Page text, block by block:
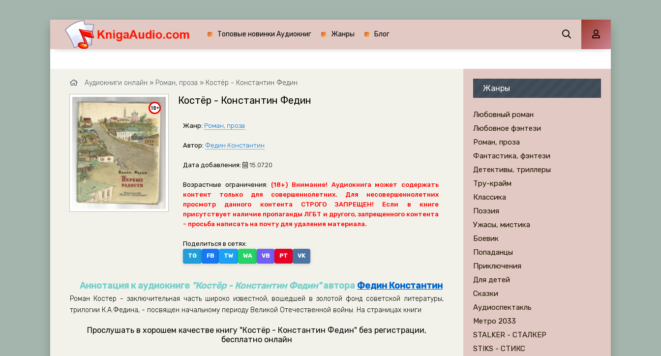
Топовые новинки Аудиокниг Жанры Блог
Аудиокниги онлайн » Роман, проза » Костёр - Константин Федин
Костёр - Константин Федин
Жанр: Роман, проза
Автор: Федин Константин
Дата добавления: 15.07.20
Возрастные ограничения: (18+) Внимание! Аудиокнига может содержать
контент только для совершеннолетних. Для несовершеннолетних
просмотр данного контента СТРОГО ЗАПРЕЩЕН! Если в книге
присутствует наличие пропаганды ЛГБТ и другого, запрещенного контента
- просьба написать на почту для удаления материала.
Поделиться в сетях:
TG FB TW WA VB PT VK
Аннотация к аудиокниге "Костёр - Константин Федин"автора Федин Константин
Роман Костер - заключительная часть широко известной, вошедшей в золотой фонд советской литературы,
трилогии К.А.Федина, - посвящен начальному периоду Великой Отечественной войны. На страницах книги
Прослушать в хорошем качестве книгу "Костёр - Константин Федин" без регистрации,
бесплатно онлайн
Жанры
Любовный роман
Любовное фэнтези
Роман, проза
Фантастика, фэнтези
Детективы, триллеры
Тру-крайм
Классика
Поэзия
Ужасы, мистика
Боевик
Попаданцы
Приключения
Для детей
Сказки
Аудиоспектакль
Метро 2033
STALKER - СТАЛКЕР
STIKS - СТИКС